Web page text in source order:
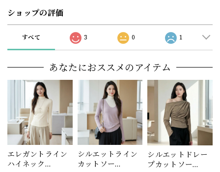
ショップの評価
すべて 3 0 1
あなたにおススメのアイテム
エレガントライン
ハイネック
シルエットライン
カットソー
シルエットドレー
プカットソー